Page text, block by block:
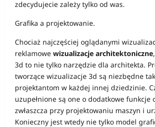
zdecydujecie zależy tylko od was.
Grafika a projektowanie.
Chociaż najczęściej oglądanymi
reklamowe wizualizacje architektoniczne
3d to nie tylko narzędzie dla architekta.
tworzące wizualizacje 3d są niezbędne
projektantom w każdej innej dziedzinie.
uzupełnione są one o dodatkowe funkcje
zwłaszcza przy projektowaniu maszyn i
Konieczny jest wtedy nie tylko model